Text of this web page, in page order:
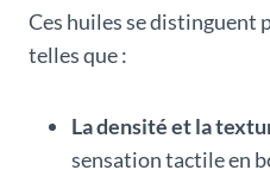
Ces huiles se distinguent
telles que :
La densité et la
sensation tactile en